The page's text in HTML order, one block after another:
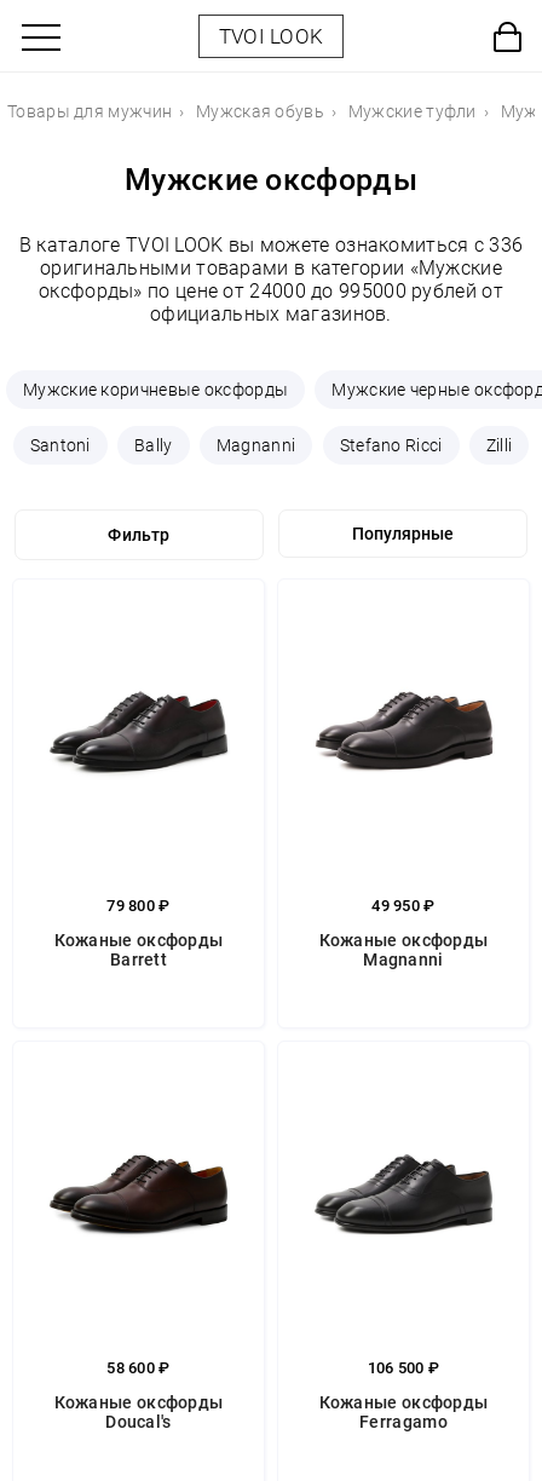
TVOI LOOK
Товары для мужчин Мужская обувь Мужские туфли
Мужские оксфорды
В каталоге TVOI LOOK вы можете ознакомиться с 336
оригинальными товарами в категории «Мужские
оксфорды» по цене от 24000 до 995000 рублей от
официальных магазинов.
Мужские коричневые оксфорды Мужские черные
Santoni Bally Magnanni Stefano Ricci Zilli
Фильтр
79 800 ₽
Кожаные оксфорды
Barrett
49 950 ₽
Кожаные оксфорды
Magnanni
58 600 ₽
Кожаные оксфорды
Doucal's
106 500 ₽
Кожаные оксфорды
Ferragamo